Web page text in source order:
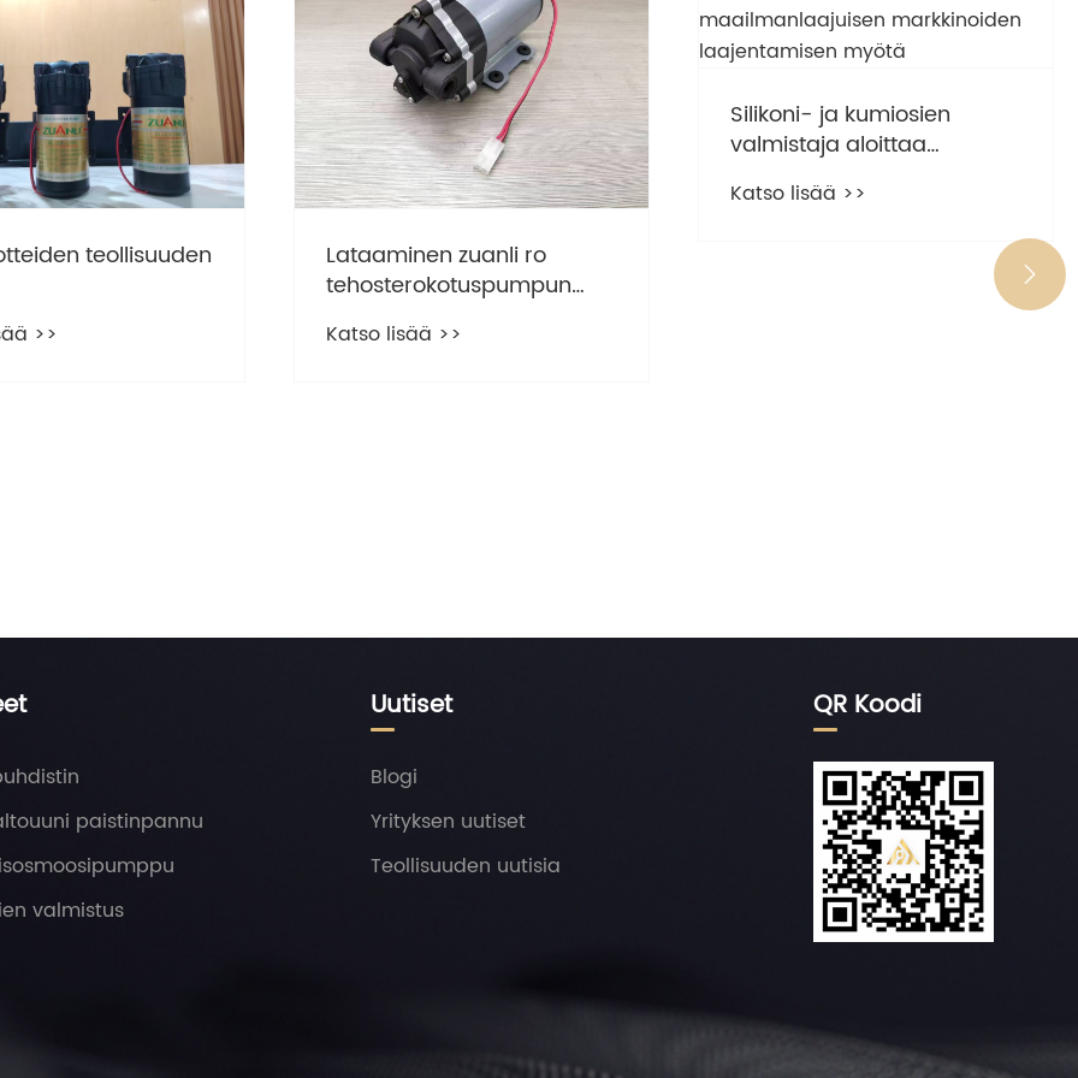
teollisuuden
>>
Lataaminen zuanli ro
tehosterokotuspumpun
Katso lisää >>
Silikoni- ja kumiosien
valmistaja aloittaa
maailmanlaajuisen
Katso lisää >>

paistinpannu
valmistus
Uutiset
Blogi
Yrityksen uutiset
Teollisuuden uutisia
QR Koodi